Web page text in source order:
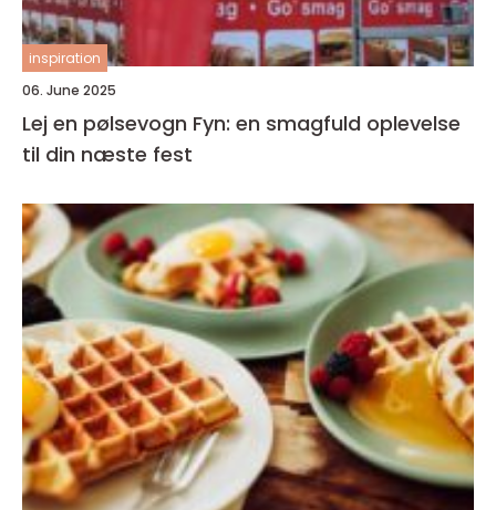
inspiration
06. June 2025
Lej en pølsevogn Fyn: en smagfuld oplevelse
til din næste fest